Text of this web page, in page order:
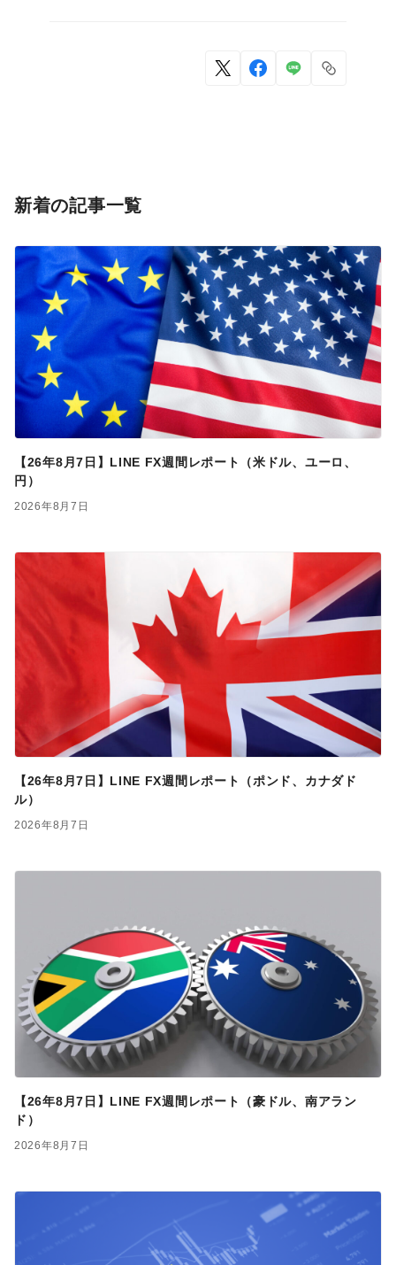
新着の記事一覧
【26年8月7日】LINE FX週間レポート（米ドル、ユーロ、
円）
2026年8月7日
【26年8月7日】LINE FX週間レポート（ポンド、カナダド
ル）
2026年8月7日
【26年8月7日】LINE FX週間レポート（豪ドル、南アラン
ド）
2026年8月7日